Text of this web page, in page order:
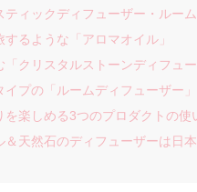
ティックディフューザー・ルー
るような「アロマオイル」
クリスタルストーンディフュー
プの「ルームディフューザー」
楽しめる3つのプロダクトの使
＆天然石のディフューザーは日